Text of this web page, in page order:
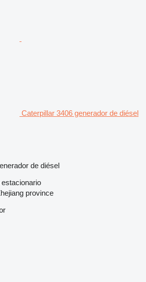
Caterpillar 3406 generador de diésel
de diésel
estacionario
province